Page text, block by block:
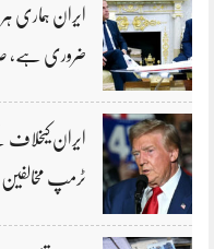
ایران ہماری
ضروری ہے،
ایران کیخلاف
ٹرمپ